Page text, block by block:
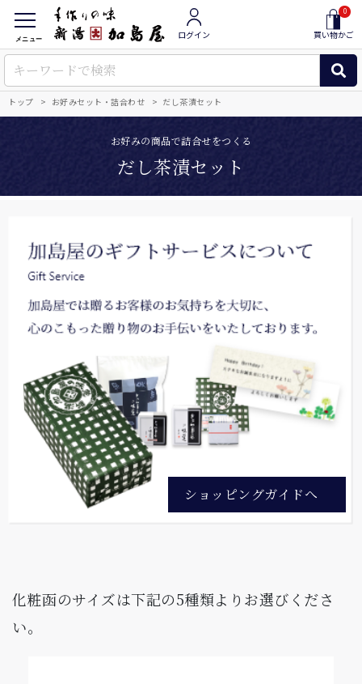
メニュー ログイン
0
買い物かご
トップ お好みセット・詰合わせ だし茶漬セット
お好みの商品で詰合せをつくる
だし茶漬セット
ショッピングガイドへ
化粧函のサイズは下記の5種類よりお選びくださ
い。